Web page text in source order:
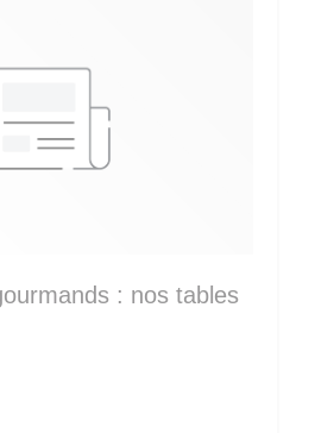
: nos tables
EN UNA NUEVA VENTANA))